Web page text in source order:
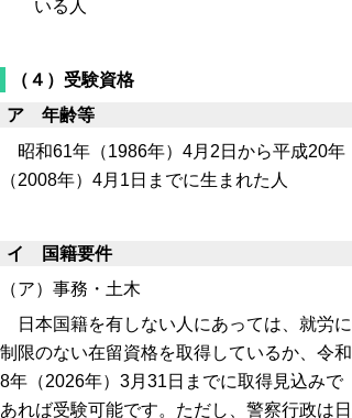
いる人
（４）受験資格
ア 年齢等
昭和61年（1986年）4月2日から平成20年
（2008年）4月1日までに生まれた人
イ 国籍要件
（ア）事務・土木
日本国籍を有しない人にあっては、就労に
制限のない在留資格を取得しているか、令和
8年（2026年）3月31日までに取得見込みで
あれば受験可能です。ただし、警察行政は日